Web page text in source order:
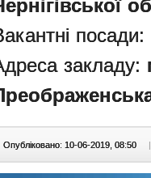
посади:
закладу:
Опубліковано: 10-06-2019, 08:50 |